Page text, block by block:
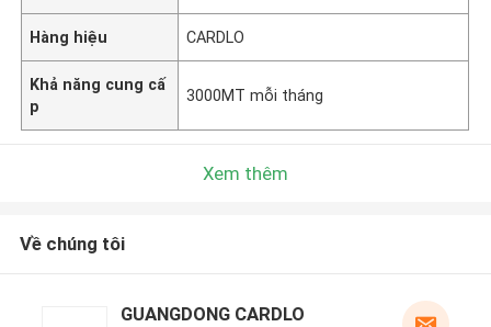
Hàng hiệu CARDLO
Khả năng cung cấ
p
3000MT mỗi tháng
Xem thêm
Về chúng tôi
GUANGDONG CARDLO